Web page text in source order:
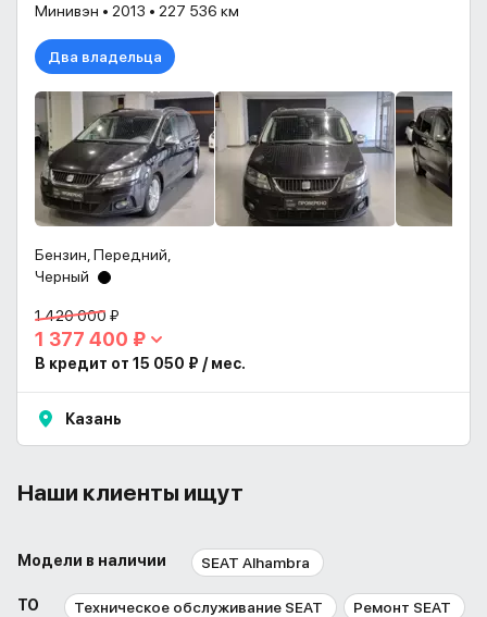
Минивэн • 2013 • 227 536 км
Два владельца
Бензин, Передний,
Черный
1 420 000 ₽
1 377 400 ₽
В кредит от 15 050 ₽ / мес.
Казань
Наши клиенты ищут
Модели в наличии SEAT Alhambra
ТО Техническое обслуживание SEAT Ремонт SEAT